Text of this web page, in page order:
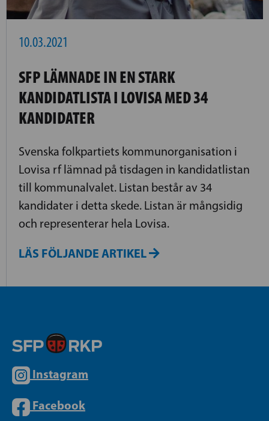
10.03.2021
SFP LÄMNADE IN EN STARK
KANDIDATLISTA I LOVISA MED 34
KANDIDATER
Svenska folkpartiets kommunorganisation i
Lovisa rf lämnad på tisdagen in kandidatlistan
till kommunalvalet. Listan består av 34
kandidater i detta skede. Listan är mångsidig
och representerar hela Lovisa.
LÄS FÖLJANDE ARTIKEL
Instagram
Facebook